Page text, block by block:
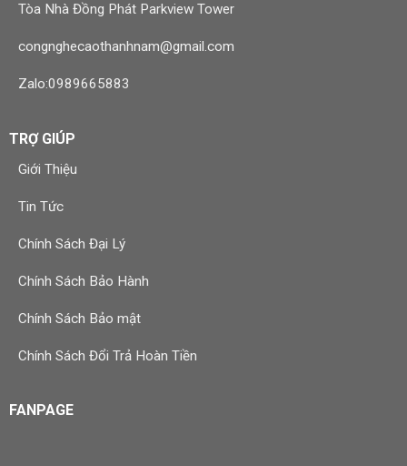
Tòa Nhà Đồng Phát Parkview Tower
congnghecaothanhnam@gmail.com
Zalo:0989665883
TRỢ GIÚP
Giới Thiệu
Tin Tức
Chính Sách Đại Lý
Chính Sách Bảo Hành
Chính Sách Bảo mật
Chính Sách Đổi Trả Hoàn Tiền
FANPAGE